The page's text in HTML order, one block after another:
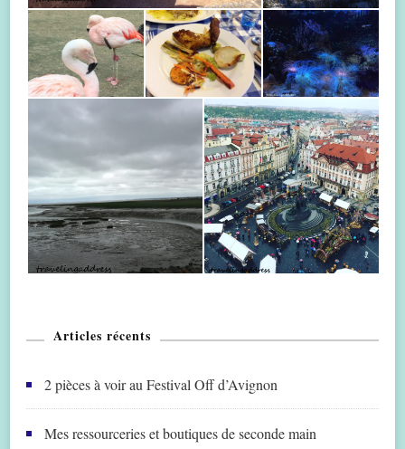
Articles récents
2 pièces à voir au Festival Off d’Avignon
Mes ressourceries et boutiques de seconde main